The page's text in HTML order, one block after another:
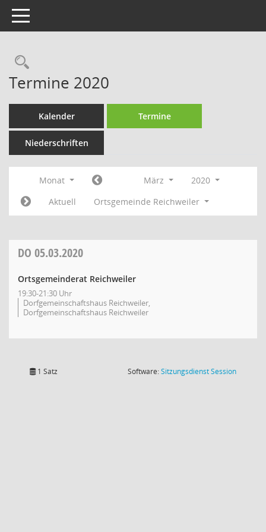
Toggle navigation
Rechercheauswahl
Termine 2020
Kalender Termine
Niederschriften
Monat März
2020
Aktuell
Ortsgemeinde Reichweiler
DO 05.03.2020
Ortsgemeinderat Reichweiler
19:30-21:30 Uhr
Dorfgemeinschaftshaus Reichweiler,
Dorfgemeinschaftshaus Reichweiler
1 Satz Software:SitzungsdienstSession(Wird in